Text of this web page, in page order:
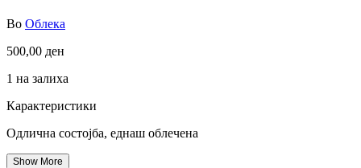
Во Облека
500,00 ден
1 на залиха
Карактеристики
Одлична состојба, еднаш облечена
Show More